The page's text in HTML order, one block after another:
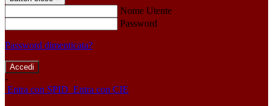
Nome Utente
Password
Password dimenticata?
-
Entra con SPID Entra con CIE